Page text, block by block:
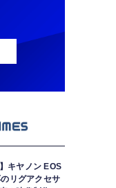
】キヤノン EOS
リグアクセサ